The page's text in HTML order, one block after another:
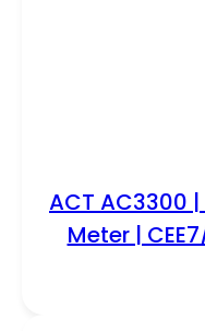
ACT AC3300
Meter |